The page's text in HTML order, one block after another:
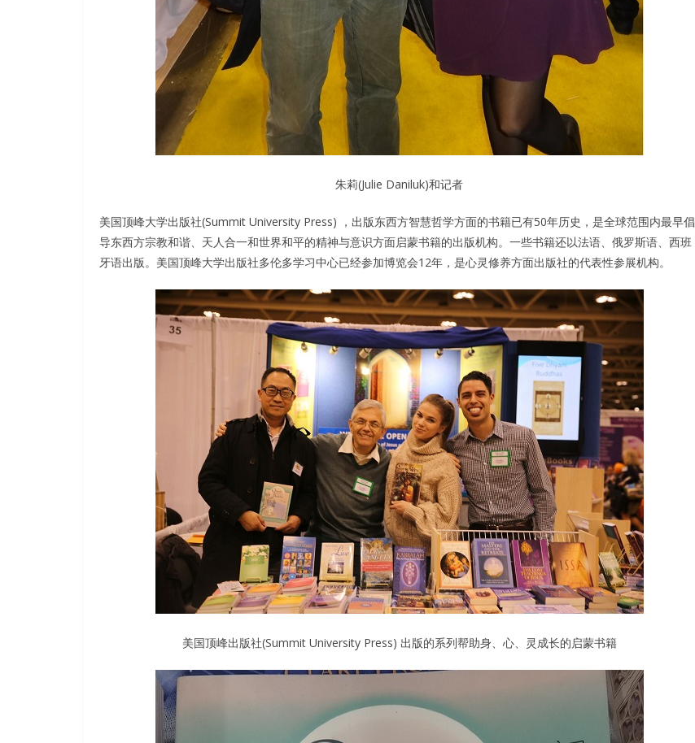
朱莉(Julie Daniluk)和记者
美国顶峰大学出版社(Summit University Press) ，出版东西方智慧哲学方面的书籍已有50年历史，是全球范围内最早倡
导东西方宗教和谐、天人合一和世界和平的精神与意识方面启蒙书籍的出版机构。一些书籍还以法语、俄罗斯语、西班
牙语出版。美国顶峰大学出版社多伦多学习中心已经参加博览会12年，是心灵修养方面出版社的代表性参展机构。
美国顶峰出版社(Summit University Press) 出版的系列帮助身、心、灵成长的启蒙书籍